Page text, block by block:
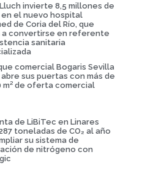
invierte 8,5 millones de
el nuevo hospital
de Coria del Río, que
a convertirse en referente
sanitaria
comercial Bogaris Sevilla
sus puertas con más de
m² de oferta comercial
de LiBiTec en Linares
toneladas de CO₂ al año
su sistema de
de nitrógeno con